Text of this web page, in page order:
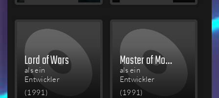
MEHR MEHR
Lord of Wars
als ein
Entwickler
(1991)
Master of Monsters
als ein
Entwickler
(1991)